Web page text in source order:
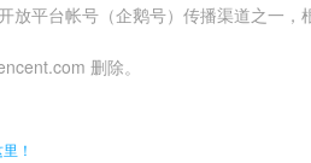
放平台帐号（企鹅号）传播渠道之一，
删除。
！